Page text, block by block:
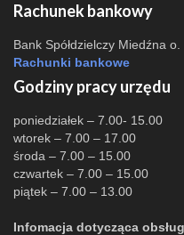
Rachunek bankowy
Bank Spółdzielczy Miedźna
Rachunki bankowe
Godziny pracy urzędu
poniedziałek – 7.00- 15.00
wtorek – 7.00 – 17.00
środa – 7.00 – 15.00
czwartek – 7.00 – 15.00
piątek – 7.00 – 13.00
Infomacja dotycząca